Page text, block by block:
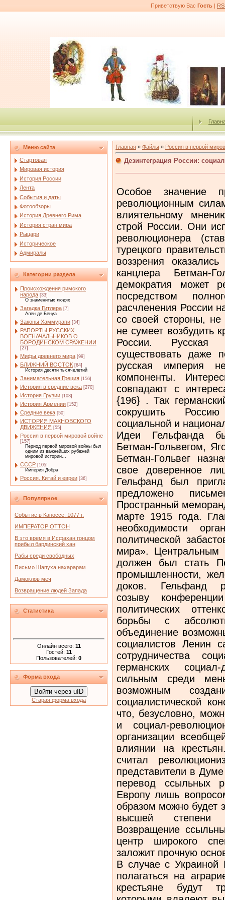
Приветствую Вас Гость |
Меню сайта
Стартовая
Мировая история
История России
Лента
События и даты
Фотообзоры
История Древнего Рима
История стран мира
Рыцари
Историческое
Адмиралы
Категории раздела
Происхождения римского
народа [33]
О знаменитых людях
Загадка Гитлера [7]
Ален де Бенуа
Законы Хаммурапи [34]
РАПОРТЫ РУССКИХ
ВОЕНАЧАЛЬНИКОВ О
БОРОДИНСКОМ СРАЖЕНИИ
[27]
Мифы древнего мира [99]
БЛИЖНИЙ ВОСТОК [64]
История десяти тысячелетий
Занимательная Греция [156]
История в средние века [270]
История Грузии [103]
История Армении [152]
Средние века [50]
ИСТОРИЯ МАХНОВСКОГО
ДВИЖЕНИЯ [55]
Россия в первой мировой войне
[157]
Период первой мировой войны был
одним из важнейших рубежей
мировой истории...
СССР [105]
Империя Добра
Россия, Китай и евреи [36]
Популярное
Событие в Каноссе. 1077 г.
ИМПЕРАТОР ОТТОН
В это время в Исфахан гонцом
прибыл бардинский хан
Рабы среди свободных
Письмо Шапуха нахарарам
Дамоклов меч
Возвращение людей Запада
Статистика
Онлайн всего: 11
Гостей: 11
Пользователей: 0
Форма входа
Войти через uID
Старая форма входа
Главная » Файлы » Россия в первой
Дезинтеграция России:
Особое значение
революционным
влиятельному
строй России. Они
революционера
турецкого
воззрения
канцлера Бетман-
демократия может
посредством
расчленения России
со своей стороны, не
не сумеет возбудить
России. Русская
существовать даже
русская империя
компоненты.
совпадают с
{196} . Так
сокрушить
социальной и
Идеи Гельфанда
Бетман-Гольвегом,
Бетман-Гольвег
свое доверенное
Гельфанд был
предложено
Пространный
марте 1915 года.
необходимости
политической
мира». Центральным
должен был стать
промышленности,
доков. Гельфанд
созыву
политических
борьбы с
объединение
социалистов Ленин
сотрудничества
германских
сильным среди
возможным
социалистической
что, безусловно,
и социал-
организации
влиянии на
считал
представители в
перевод ссыльных
Европу лишь
образом можно будет
высшей степени
Возвращение
центр широкого
заложит прочную
В случае с Украиной
полагаться на
крестьяне будут